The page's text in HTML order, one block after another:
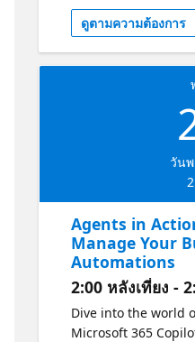
– Get started with
– Explore prebuilt
agents and their
ดูตามความต้องการ
วัน
Agents in
Manage Your
Automations
2:00 หลังเที่ยง -
Dive into the world
Microsoft 365